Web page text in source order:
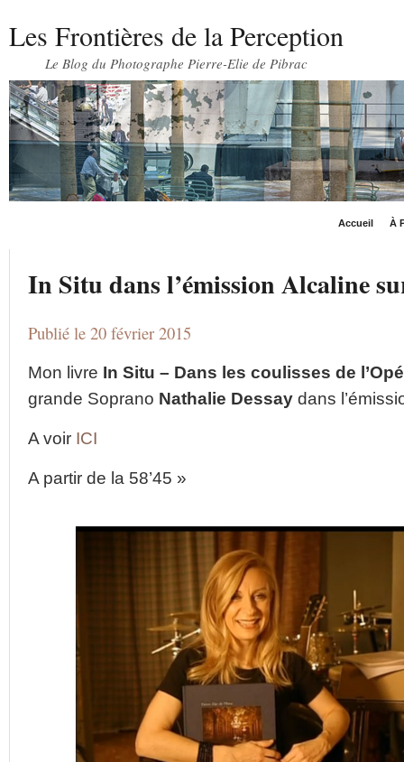
Les Frontières de la Perception
Le Blog du Photographe Pierre-Elie de Pibrac
Accueil À
In Situ dans l’émission Alcaline
Publié le 20 février 2015
Mon livre In Situ – Dans les coulisses de
grande Soprano Nathalie Dessay dans
A voir ICI
A partir de la 58’45 »